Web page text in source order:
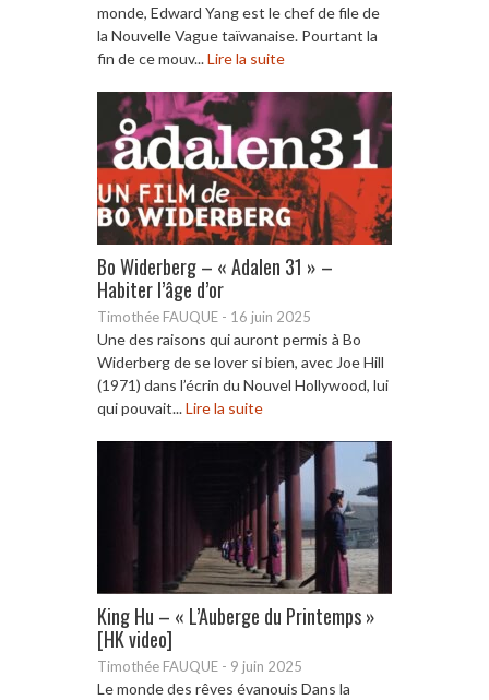
monde, Edward Yang est le chef de file de
la Nouvelle Vague taïwanaise. Pourtant la
fin de ce mouv...Lire la suite
Bo Widerberg – « Adalen 31 » –
Habiter l’âge d’or
Timothée FAUQUE - 16 juin 2025
Une des raisons qui auront permis à Bo
Widerberg de se lover si bien, avec Joe Hill
(1971) dans l’écrin du Nouvel Hollywood, lui
qui pouvait...Lire la suite
King Hu – « L’Auberge du Printemps »
[HK video]
Timothée FAUQUE - 9 juin 2025
Le monde des rêves évanouis Dans la